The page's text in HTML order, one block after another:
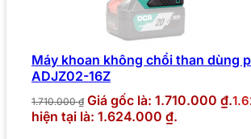
Máy khoan không chổi than dùng
ADJZ02-16Z
1.710.000₫ Giá gốc là: 1.710.000 ₫.
hiện tại là: 1.624.000 ₫.